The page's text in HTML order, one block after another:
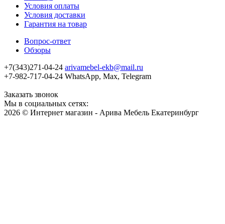
Условия оплаты
Условия доставки
Гарантия на товар
Вопрос-ответ
Обзоры
+7(343)271-04-24 arivamebel-ekb@mail.ru
+7-982-717-04-24 WhatsApp, Max, Telegram
Заказать звонок
Мы в социальных сетях:
2026 © Интернет магазин - Арива Мебель Екатеринбург